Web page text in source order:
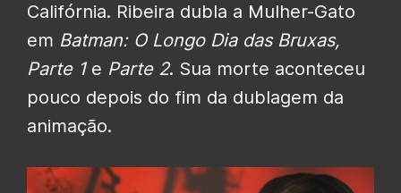
Califórnia. Ribeira dubla a Mulher-Gato
em Batman: O Longo Dia das Bruxas,
Parte 1e Parte 2. Sua morte aconteceu
pouco depois do fim da dublagem da
animação.